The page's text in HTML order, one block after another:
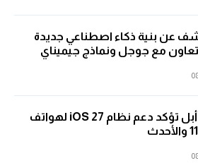
عن بنية ذكاء اصطناعي جديدة
مع جوجل ونماذج جيميناي
شركة أبل تؤكد دعم نظام iOS 27 لهواتف